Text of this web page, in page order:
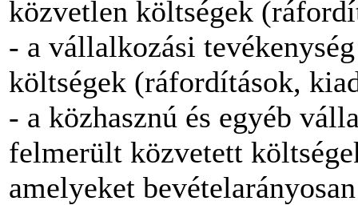
közvetlen költségek
- a vállalkozási
költségek (ráfordítások,
- a közhasznú és egyéb
felmerült közvetett
amelyeket